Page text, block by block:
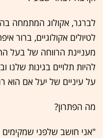
לברגר, אקולוג המתמחה
לטיולים אקולוגיים, ברור
מעניינת הרווחה של בעל
להיות תלויים בגינות
על עיניים של יעל אם הוא
מה הפתרון?
"אני חושב שלפני